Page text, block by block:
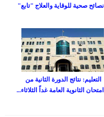
نصائح صحية للوقاية والعلاج "تابع"
التعليم: نتائج الدورة الثانية من
امتحان الثانوية العامة غداً الثلاثاء...